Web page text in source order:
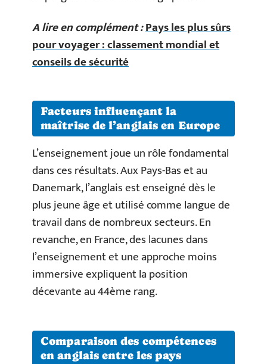
A lire en complément :Pays les plus sûrs
pour voyager : classement mondial et
conseils de sécurité
Facteurs influençant la
maîtrise de l’anglais en Europe
L’enseignement joue un rôle fondamental
dans ces résultats. Aux Pays-Bas et au
Danemark, l’anglais est enseigné dès le
plus jeune âge et utilisé comme langue de
travail dans de nombreux secteurs. En
revanche, en France, des lacunes dans
l’enseignement et une approche moins
immersive expliquent la position
décevante au 44ème rang.
Comparaison des compétences
en anglais entre les pays